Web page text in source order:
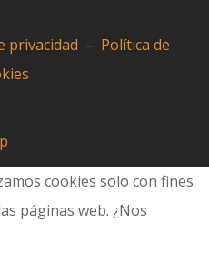
privacidad – Política de
cookies solo con fines
páginas web. ¿Nos